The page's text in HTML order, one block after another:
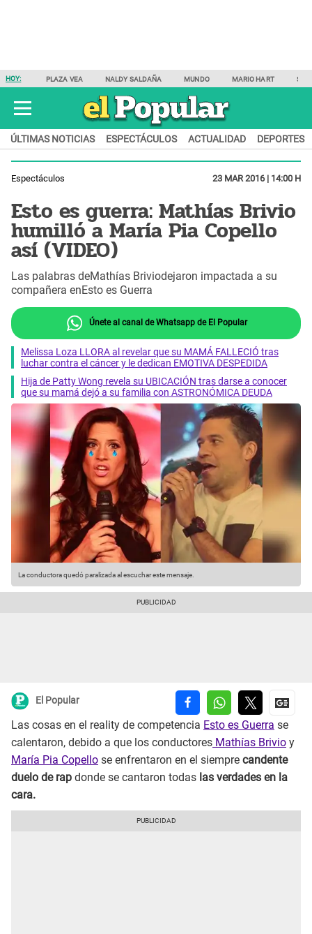
HOY: PLAZA VEA NALDY SALDAÑA MUNDO MARIO HART
ÚLTIMAS NOTICIAS ESPECTÁCULOS ACTUALIDAD DEPORTES
Espectáculos 23 MAR 2016 | 14:00 H
Esto es guerra: Mathías Brivio
humilló a María Pia Copello
así (VIDEO)
Las palabras deMathías Briviodejaron impactada a su
compañera enEsto es Guerra
Únete al canal de Whatsapp de El Popular
Melissa Loza LLORA al revelar que su MAMÁ FALLECIÓ tras
luchar contra el cáncer y le dedican EMOTIVA DESPEDIDA
Hija de Patty Wong revela su UBICACIÓN tras darse a conocer
que su mamá dejó a su familia con ASTRONÓMICA DEUDA
La conductora quedó paralizada al escuchar este mensaje.
El Popular
Las cosas en el reality de competencia Esto es Guerra se
calentaron, debido a que los conductores Mathías Brivio y
María Pia Copello se enfrentaron en el siempre candente
duelo de rap donde se cantaron todas las verdades en la
cara.